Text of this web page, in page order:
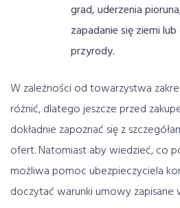
grad, uderzenia
zapadanie się ziemi lub
przyrody.
W zależności od towarzystwa
różnić, dlatego jeszcze przed
dokładnie zapoznać się z
ofert. Natomiast aby wiedzieć, co
możliwa pomoc ubezpieczyciela
doczytać warunki umowy zapisane